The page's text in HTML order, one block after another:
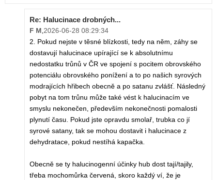
Re: Halucinace drobných...
F M 2026-06-28 08:29:34
2. Pokud nejste v těsné blízkosti, tedy na něm, záhy se
dostavují halucinace upírající se k absolutnímu
nedostatku trůnů v ČR ve spojení s pocitem obrovského
potenciálu obrovského ponížení a to po našich syrových
modrajících hřibech obecně a po satanu zvlášť. Následný
pobyt na tom trůnu může také vést k halucinacím ve
smyslu nekonečen, především nekonečnosti pomalosti
plynutí času. Pokud jste opravdu smolař, trubka co jí
syrové satany, tak se mohou dostavit i halucinace z
dehydratace, pokud nestíhá kapačka.
Obecně se ty halucinogenní účinky hub dost tají/tajily,
třeba mochomůrka červená, skoro každý ví, že je